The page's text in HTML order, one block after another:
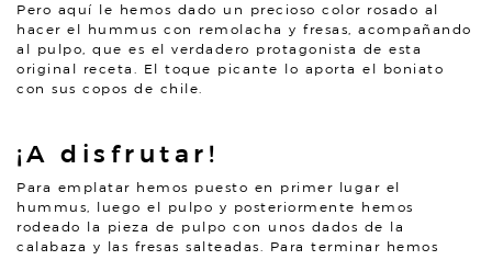
Pero aquí le hemos dado un precioso color rosado al
hacer el hummus con remolacha y fresas, acompañando
al pulpo, que es el verdadero protagonista de esta
original receta. El toque picante lo aporta el boniato
con sus copos de chile.
¡A disfrutar!
Para emplatar hemos puesto en primer lugar el
hummus, luego el pulpo y posteriormente hemos
rodeado la pieza de pulpo con unos dados de la
calabaza y las fresas salteadas. Para terminar hemos